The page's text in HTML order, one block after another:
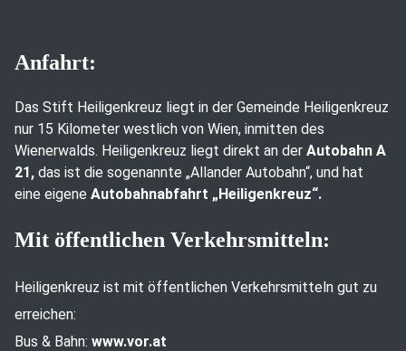
Anfahrt:
Das Stift Heiligenkreuz liegt in der Gemeinde Heiligenkreuz
nur 15 Kilometer westlich von Wien, inmitten des
Wienerwalds. Heiligenkreuz liegt direkt an der Autobahn A
21, das ist die sogenannte „Allander Autobahn“, und hat
eine eigene Autobahnabfahrt „Heiligenkreuz“.
Mit öffentlichen Verkehrsmitteln:
Heiligenkreuz ist mit öffentlichen Verkehrsmitteln gut zu
erreichen:
Bus & Bahn: www.vor.at